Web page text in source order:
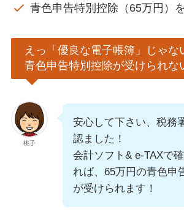
⻘⾊申告特別控除（65万円）
えっ「優良な電子帳簿」じゃな
⻘⾊申告特別控除が受けられな
桃子
安心して下さい、税務
認ました！
会計ソフト& e-TAXで
れば、65万円の⻘⾊申
が受けられます！